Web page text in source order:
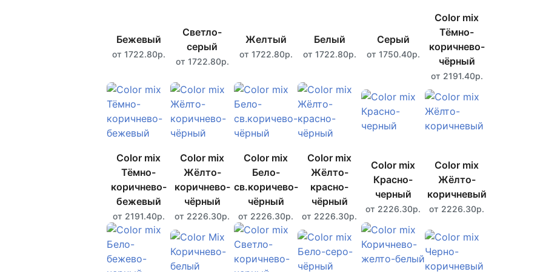
Бежевый
от 1722.80р.
Светло-
серый
от 1722.80р.
Желтый
от 1722.80р.
Белый
от 1722.80р.
Серый
от 1750.40р.
Color mix
Тёмно-
коричнево-
чёрный
от 2191.40р.
Color mix
Тёмно-
коричнево-
бежевый
от 2191.40р.
Color mix
Жёлто-
коричнево-
чёрный
от 2226.30р.
Color mix
Бело-
св.коричево-
чёрный
от 2226.30р.
Color mix
Жёлто-
красно-
чёрный
от 2226.30р.
Color mix
Красно-
черный
от 2226.30р.
Color mix
Жёлто-
коричневый
от 2226.30р.